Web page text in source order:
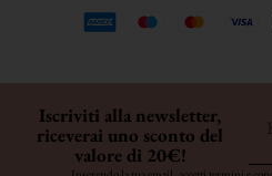
Iscriviti alla newsletter,
riceverai uno sconto del
valore di 20€!